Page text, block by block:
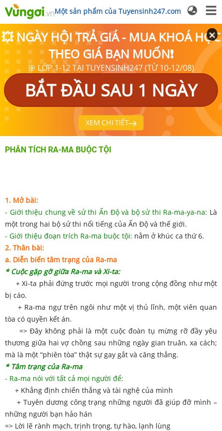
Một sản phẩm của Tuyensinh247.com
💥 NGÀY HỘI TRẢ GIÁ - MUA KHOÁ HỌC
THEO GIÁ BẠN MUỐN❗
🎯 LỚP 1-12 TẠI TUYENSINH247 (TỪ 10-12/08)
BẮT ĐẦU SAU 1 NGÀY
XEM CHI TIẾT
PHÂN TÍCH RA-MA BUỘC TỘI
1. Mở bài:
- Giới thiệu chung về sử thi Ấn Độ và bộ sử thi Ra-ma-ya-na: Là
một trong hai bộ sử thi nổi tiếng của Ấn Độ và thế giới.
- Giới thiệu đoạn trích Ra-ma buộc tội: nằm ở khúc ca thứ 6.
2. Thân bài:
a. Diễn biến tâm trạng của Ra-ma
* Cuộc gặp gỡ giữa Ra-ma và Xi-ta:
+ Xi-ta phải đứng trước mọi người trong cộng đồng như một
bị cáo.
+ Ra-ma ngự trên ngôi như một vị thủ lĩnh, một viên quan
tòa có quyền kết án.
=> Đây không phải là một cuộc đoàn tụ mừng rỡ đầy yêu
thương giữa hai vợ chồng sau những ngày gian truân, xa cách;
mà là một “phiên tòa” thật sự gay gắt và căng thẳng.
* Tâm trạng của Ra-ma
- Ra-ma nói với tất cả mọi người để:
+ Khẳng định chiến thắng và tài nghệ của mình
+ Tuyên dương công trạng những người đã giúp đỡ mình –
những người bạn hảo hán
=> Lời lẽ rành mạch, trịnh trọng, tự hào, lạnh lùng